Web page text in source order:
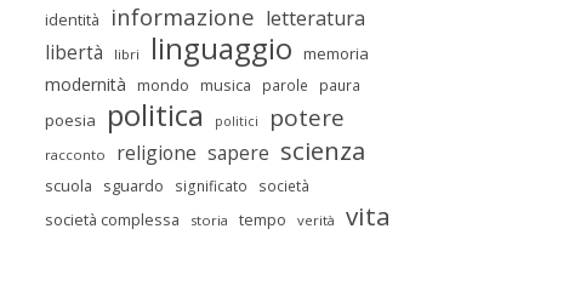
identità informazione letteratura
libertà
libri linguaggio memoria
modernità mondo musica parole paura
poesia politica politici potere
racconto religione sapere scienza
scuola sguardo significato società
società complessa storia tempo verità vita